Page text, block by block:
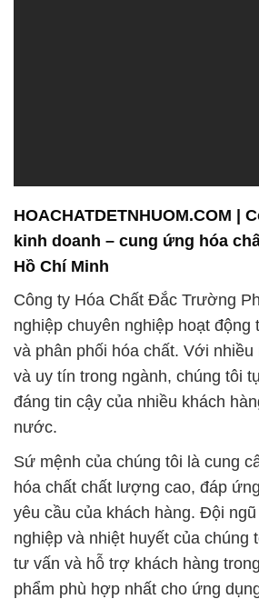
HOACHATDETNHUOM.COM |
kinh doanh – cung ứng hóa
Hồ Chí Minh
Công ty Hóa Chất Đắc Trường
nghiệp chuyên nghiệp hoạt động
và phân phối hóa chất. Với nhiều
và uy tín trong ngành, chúng tôi
đáng tin cậy của nhiều khách
nước.
Sứ mệnh của chúng tôi là cung
hóa chất chất lượng cao, đáp
yêu cầu của khách hàng. Đội
nghiệp và nhiệt huyết của chúng
tư vấn và hỗ trợ khách hàng
phẩm phù hợp nhất cho ứng